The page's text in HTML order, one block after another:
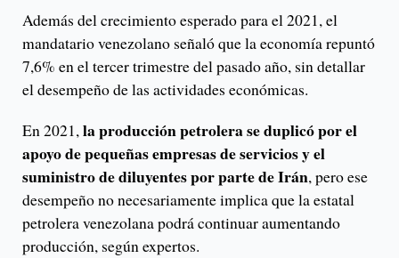
Además del crecimiento esperado para el 2021, el
mandatario venezolano señaló que la economía repuntó
7,6% en el tercer trimestre del pasado año, sin detallar
el desempeño de las actividades económicas.
En 2021,la producción petrolera se duplicó por el
apoyo de pequeñas empresas de servicios y el
suministro de diluyentes por parte de Irán, pero ese
desempeño no necesariamente implica que la estatal
petrolera venezolana podrá continuar aumentando
producción, según expertos.